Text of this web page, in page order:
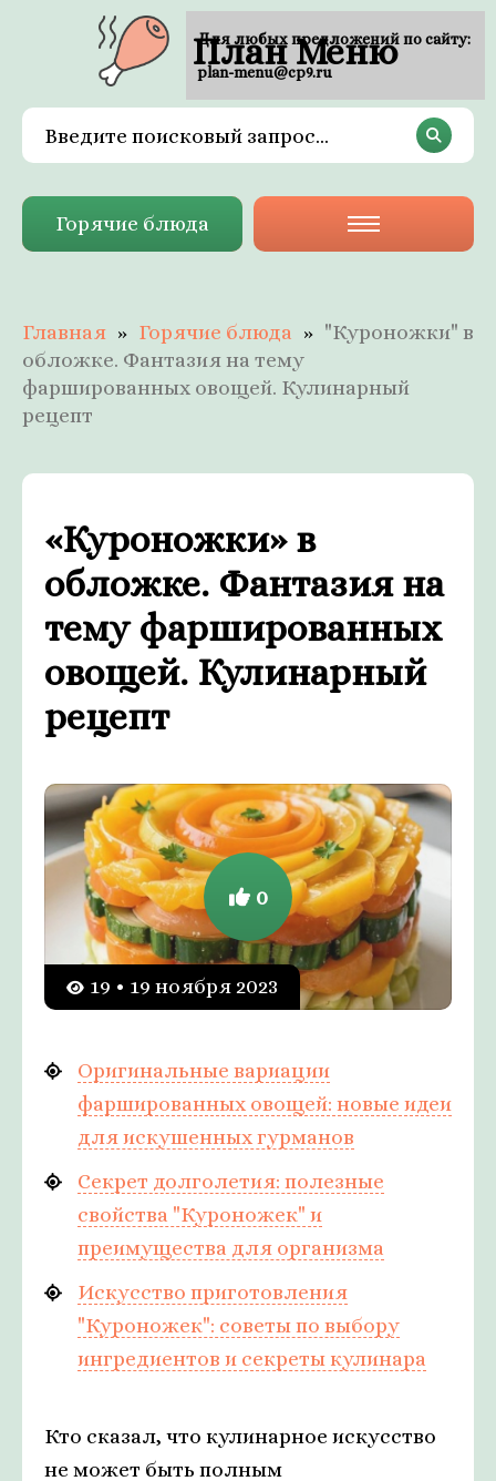
План Меню
Горячие блюда
Главная Горячие блюда
"Куроножки" в
обложке. Фантазия на тему
фаршированных овощей. Кулинарный
рецепт
«Куроножки» в
обложке. Фантазия на
тему фаршированных
овощей. Кулинарный
рецепт
19 • 19 ноября 2023
0
Оригинальные вариации
фаршированных овощей: новые идеи
для искушенных гурманов
Секрет долголетия: полезные
свойства "Куроножек" и
преимущества для организма
Искусство приготовления
"Куроножек": советы по выбору
ингредиентов и секреты кулинара
Кто сказал, что кулинарное искусство
не может быть полным
Для любых предложений по сайту:
plan-menu@cp9.ru